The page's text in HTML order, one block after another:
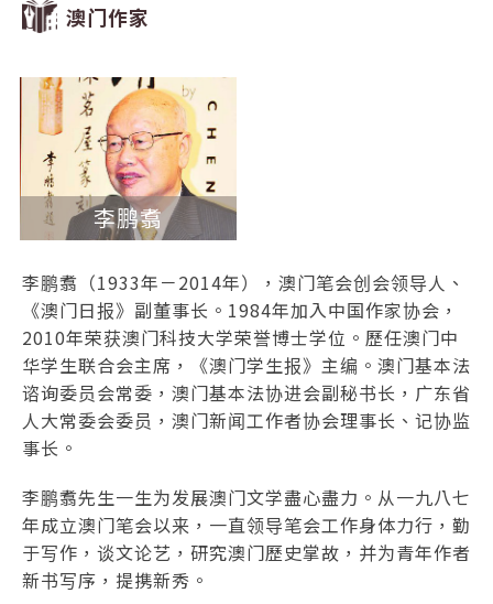
澳门作家
李鹏翥
李鹏翥（1933年－2014年），澳门笔会创会领导人、
《澳门日报》副董事长。1984年加入中国作家协会，
2010年荣获澳门科技大学荣誉博士学位。歷任澳门中
华学生联合会主席，《澳门学生报》主编。澳门基本法
谘询委员会常委，澳门基本法协进会副秘书长，广东省
人大常委会委员，澳门新闻工作者协会理事长、记协监
事长。
李鹏翥先生一生为发展澳门文学盡心盡力。从一九八七
年成立澳门笔会以来，一直领导笔会工作身体力行，勤
于写作，谈文论艺，研究澳门歷史掌故，并为青年作者
新书写序，提携新秀。